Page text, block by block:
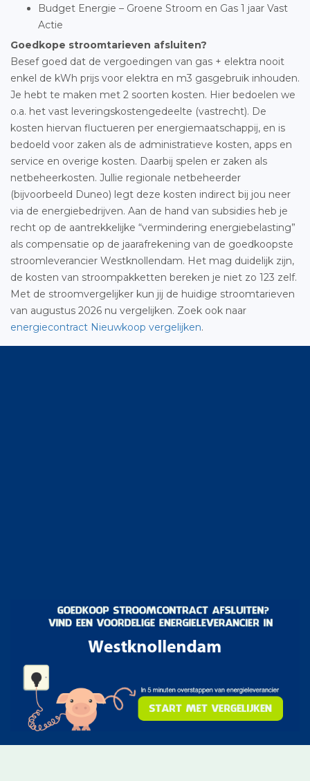
Budget Energie – Groene Stroom en Gas 1 jaar Vast
Actie
Goedkope stroomtarieven afsluiten?
Besef goed dat de vergoedingen van gas + elektra nooit
enkel de kWh prijs voor elektra en m3 gasgebruik inhouden.
Je hebt te maken met 2 soorten kosten. Hier bedoelen we
o.a. het vast leveringskostengedeelte (vastrecht). De
kosten hiervan fluctueren per energiemaatschappij, en is
bedoeld voor zaken als de administratieve kosten, apps en
service en overige kosten. Daarbij spelen er zaken als
netbeheerkosten. Jullie regionale netbeheerder
(bijvoorbeeld Duneo) legt deze kosten indirect bij jou neer
via de energiebedrijven. Aan de hand van subsidies heb je
recht op de aantrekkelijke “vermindering energiebelasting”
als compensatie op de jaarafrekening van de goedkoopste
stroomleverancier Westknollendam. Het mag duidelijk zijn,
de kosten van stroompakketten bereken je niet zo 123 zelf.
Met de stroomvergelijker kun jij de huidige stroomtarieven
van augustus 2026 nu vergelijken. Zoek ook naar
energiecontract Nieuwkoop vergelijken.